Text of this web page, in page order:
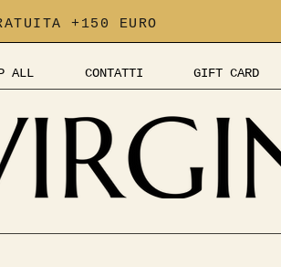
+150 EURO
ALL CONTATTI GIFT CARD